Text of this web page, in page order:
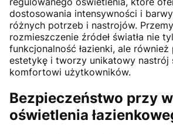
dostosowania intensywności i
różnych potrzeb i nastrojów.
rozmieszczenie źródeł światła nie
funkcjonalność łazienki, ale również
estetykę i tworzy unikatowy nastrój
komfortowi użytkowników.
Bezpieczeństwo przy
oświetlenia